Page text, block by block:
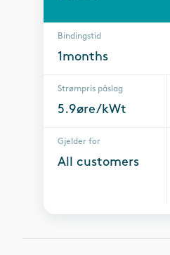
Bindingstid
1months
Strømpris påslag
5.9øre/kWt
Gjelder for
All customers